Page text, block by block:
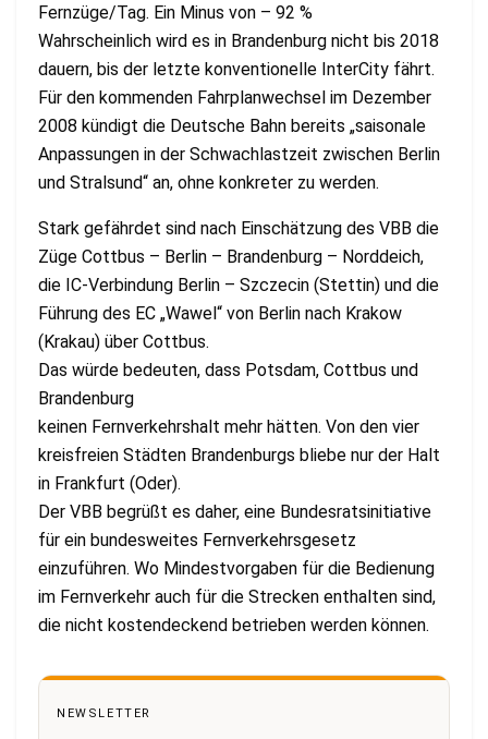
Fernzüge/Tag. Ein Minus von – 92 %
Wahrscheinlich wird es in Brandenburg nicht bis 2018
dauern, bis der letzte konventionelle InterCity fährt.
Für den kommenden Fahrplanwechsel im Dezember
2008 kündigt die Deutsche Bahn bereits „saisonale
Anpassungen in der Schwachlastzeit zwischen Berlin
und Stralsund“ an, ohne konkreter zu werden.
Stark gefährdet sind nach Einschätzung des VBB die
Züge Cottbus – Berlin – Brandenburg – Norddeich,
die IC-Verbindung Berlin – Szczecin (Stettin) und die
Führung des EC „Wawel“ von Berlin nach Krakow
(Krakau) über Cottbus.
Das würde bedeuten, dass Potsdam, Cottbus und
Brandenburg
keinen Fernverkehrshalt mehr hätten. Von den vier
kreisfreien Städten Brandenburgs bliebe nur der Halt
in Frankfurt (Oder).
Der VBB begrüßt es daher, eine Bundesratsinitiative
für ein bundesweites Fernverkehrsgesetz
einzuführen. Wo Mindestvorgaben für die Bedienung
im Fernverkehr auch für die Strecken enthalten sind,
die nicht kostendeckend betrieben werden können.
NEWSLETTER